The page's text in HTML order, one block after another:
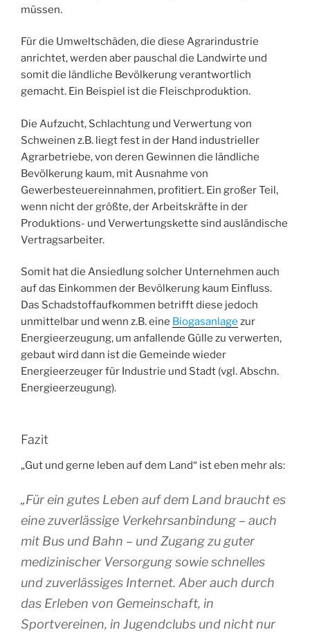
müssen.
Für die Umweltschäden, die diese Agrarindustrie
anrichtet, werden aber pauschal die Landwirte und
somit die ländliche Bevölkerung verantwortlich
gemacht. Ein Beispiel ist die Fleischproduktion.
Die Aufzucht, Schlachtung und Verwertung von
Schweinen z.B. liegt fest in der Hand industrieller
Agrarbetriebe, von deren Gewinnen die ländliche
Bevölkerung kaum, mit Ausnahme von
Gewerbesteuereinnahmen, profitiert. Ein großer Teil,
wenn nicht der größte, der Arbeitskräfte in der
Produktions- und Verwertungskette sind ausländische
Vertragsarbeiter.
Somit hat die Ansiedlung solcher Unternehmen auch
auf das Einkommen der Bevölkerung kaum Einfluss.
Das Schadstoffaufkommen betrifft diese jedoch
unmittelbar und wenn z.B. eine Biogasanlage zur
Energieerzeugung, um anfallende Gülle zu verwerten,
gebaut wird dann ist die Gemeinde wieder
Energieerzeuger für Industrie und Stadt (vgl. Abschn.
Energieerzeugung).
Fazit
„Gut und gerne leben auf dem Land“ ist eben mehr als:
„Für ein gutes Leben auf dem Land braucht es
eine zuverlässige Verkehrsanbindung – auch
mit Bus und Bahn – und Zugang zu guter
medizinischer Versorgung sowie schnelles
und zuverlässiges Internet. Aber auch durch
das Erleben von Gemeinschaft, in
Sportvereinen, in Jugendclubs und nicht nur